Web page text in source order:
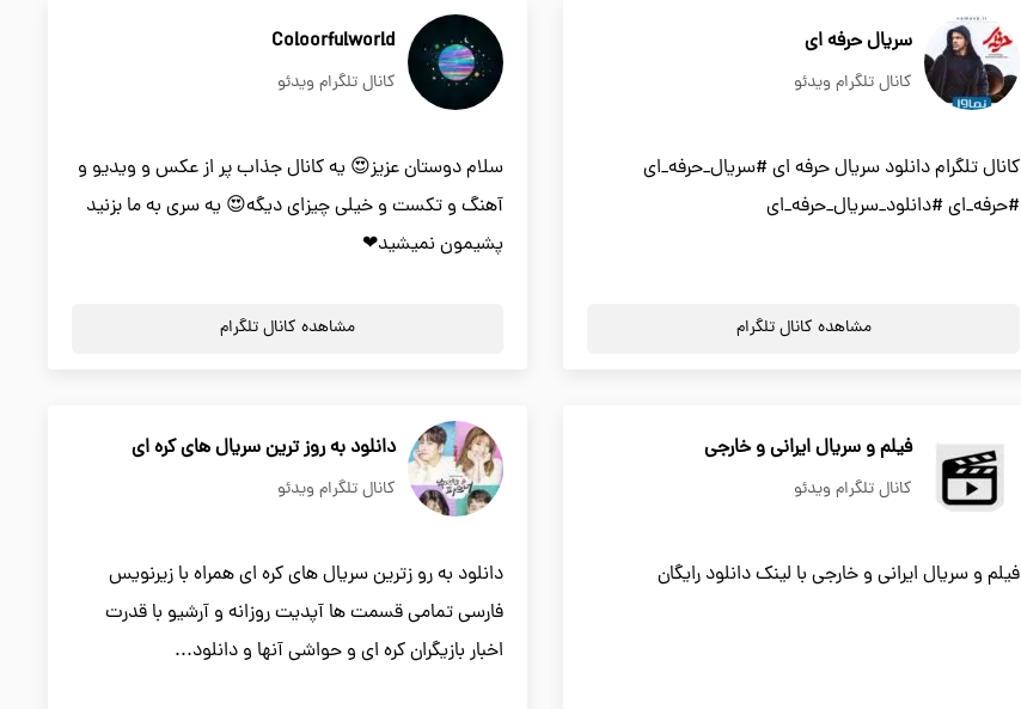
سریال حرفه ای
کانال تلگرام ویدئو
کانال تلگرام دانلود سریال حرفه ای #سریال_حرفه_ای
#حرفه_ای #دانلود_سریال_حرفه_ای
مشاهده کانال تلگرام
Coloorfulworld
کانال تلگرام ویدئو
سلام دوستان عزیز😍 یه کانال جذاب پر از عکس و ویدیو و
آهنگ و تکست و خیلی چیزای دیگه😍 یه سری به ما بزنید
پشیمون نمیشید❤
مشاهده کانال تلگرام
فیلم و سریال ایرانی و خارجی
کانال تلگرام ویدئو
فیلم و سریال ایرانی و خارجی با لینک دانلود رایگان
دانلود به روز ترین سریال های کره ای
کانال تلگرام ویدئو
دانلود به رو زترین سریال های کره ای همراه با زیرنویس
فارسی تمامی قسمت ها آپدیت روزانه و آرشیو با قدرت
اخبار بازیگران کره ای و حواشی آنها و دانلود...